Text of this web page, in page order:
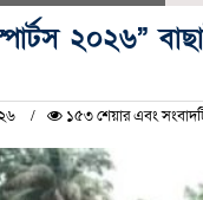
২০২৬”
১৫৩ শেয়ার এবং